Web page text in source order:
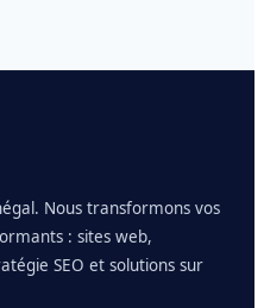
Nous transformons vos
: sites web,
SEO et solutions sur